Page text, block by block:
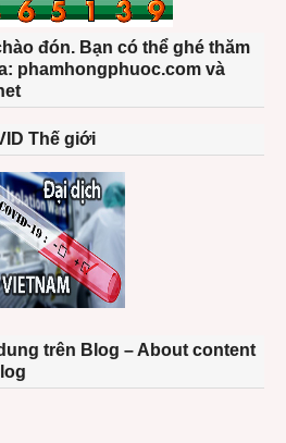
đón. Bạn có thể ghé thăm
phamhongphuoc.com và
Thế giới
trên Blog – About content